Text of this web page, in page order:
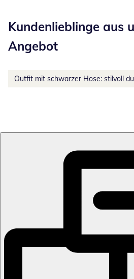
Kundenlieblinge aus
Angebot
Outfit mit schwarzer Hose: stilvoll